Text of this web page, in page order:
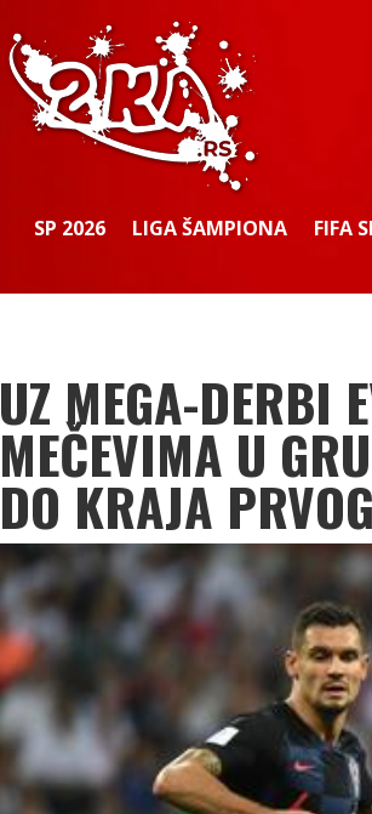
SP 2026 LIGA ŠAMPIONA FIFA
UZ MEGA-DERBI
MEČEVIMA U
DO KRAJA